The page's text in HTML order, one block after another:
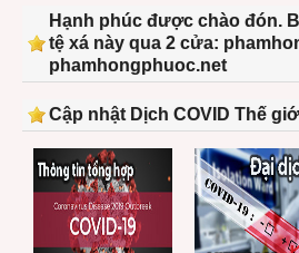
Hạnh phúc được chào đón.
tệ xá này qua 2 cửa:
phamhongphuoc.net
Cập nhật Dịch COVID Thế